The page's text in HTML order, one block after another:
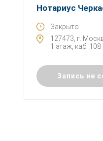
Нотариус
Закрыто
127473, г.
1 этаж, каб. 108
Запись не